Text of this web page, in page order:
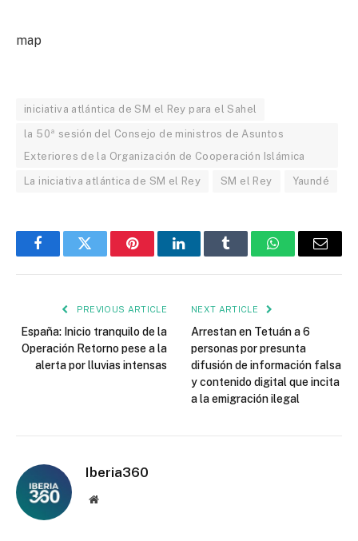
map
iniciativa atlántica de SM el Rey para el Sahel
la 50ª sesión del Consejo de ministros de Asuntos
Exteriores de la Organización de Cooperación Islámica
La iniciativa atlántica de SM el Rey SM el Rey Yaundé
FacebookTwitter PinterestLinkedInTumblr WhatsAppEmail
PREVIOUS ARTICLE
España: Inicio tranquilo de la
Operación Retorno pese a la
alerta por lluvias intensas
NEXT ARTICLE
Arrestan en Tetuán a 6
personas por presunta
difusión de información falsa
y contenido digital que incita
a la emigración ilegal
Iberia360
Website